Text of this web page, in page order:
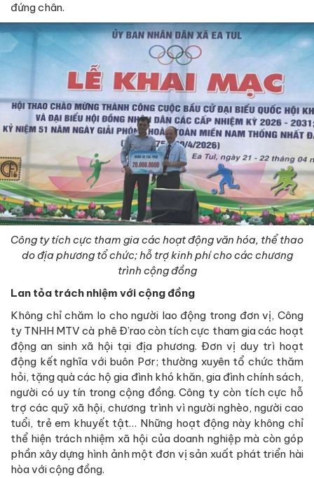
đứng chân.
Công ty tích cực tham gia các hoạt động văn hóa, thể thao
do địa phương tổ chức; hỗ trợ kinh phí cho các chương
trình cộng đồng
Lan tỏa trách nhiệm với cộng đồng
Không chỉ chăm lo cho người lao động trong đơn vị, Công
ty TNHH MTV cà phê Đ’rao còn tích cực tham gia các hoạt
động an sinh xã hội tại địa phương. Đơn vị duy trì hoạt
động kết nghĩa với buôn Pơr; thường xuyên tổ chức thăm
hỏi, tặng quà các hộ gia đình khó khăn, gia đình chính sách,
người có uy tín trong cộng đồng. Công ty còn tích cực hỗ
trợ các quỹ xã hội, chương trình vì người nghèo, người cao
tuổi, trẻ em khuyết tật… Những hoạt động này không chỉ
thể hiện trách nhiệm xã hội của doanh nghiệp mà còn góp
phần xây dựng hình ảnh một đơn vị sản xuất phát triển hài
hòa với cộng đồng.